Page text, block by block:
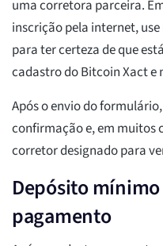
uma corretora parceira.
inscrição pela internet,
para ter certeza de que
cadastro do Bitcoin Xact e
Após o envio do
confirmação e, em muitos
corretor designado para
Depósito
pagamento